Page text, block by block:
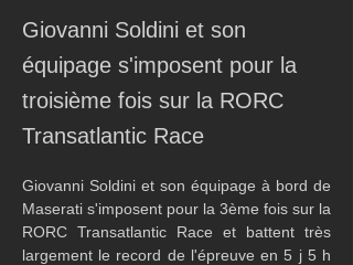
Giovanni Soldini et son
équipage s'imposent pour la
troisième fois sur la RORC
Transatlantic Race
Giovanni Soldini et son équipage à bord de
Maserati s'imposent pour la 3ème fois sur la
RORC Transatlantic Race et battent très
largement le record de l'épreuve en 5 j 5 h